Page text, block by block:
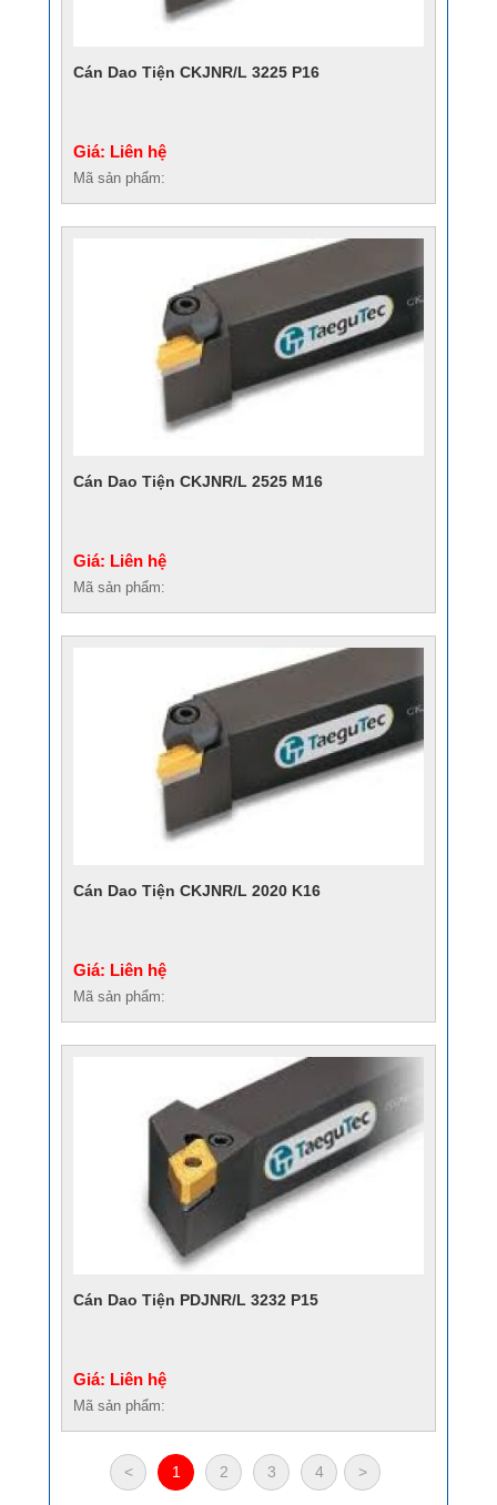
Cán Dao Tiện CKJNR/L 3225 P16
Giá: Liên hệ
Mã sản phẩm:
Cán Dao Tiện CKJNR/L 2525 M16
Giá: Liên hệ
Mã sản phẩm:
Cán Dao Tiện CKJNR/L 2020 K16
Giá: Liên hệ
Mã sản phẩm:
Cán Dao Tiện PDJNR/L 3232 P15
Giá: Liên hệ
Mã sản phẩm:
< 1 2 3 4 >